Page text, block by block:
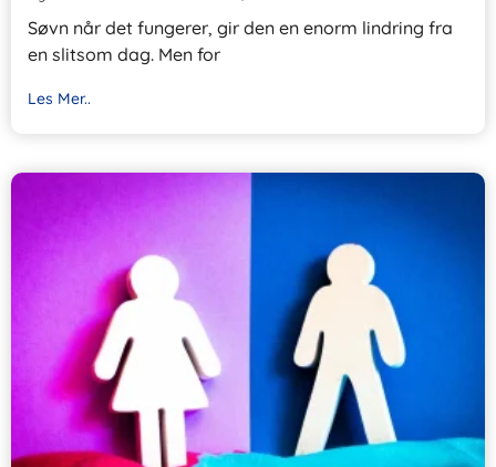
Søvn når det fungerer, gir den en enorm lindring fra
en slitsom dag. Men for
Les Mer..